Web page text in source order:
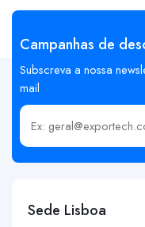
Campanhas de
Subscreva a nossa
mail
Insira o seu email
Sede Lisboa